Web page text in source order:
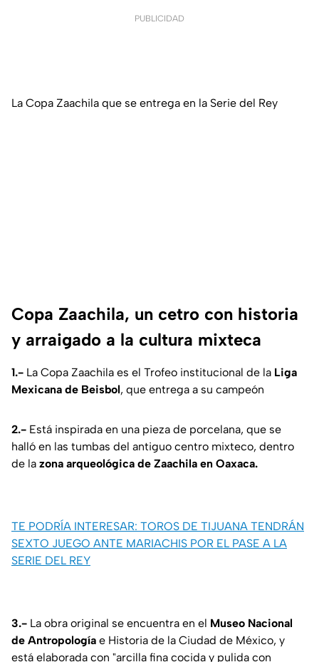
PUBLICIDAD
La Copa Zaachila que se entrega en la Serie del Rey
Copa Zaachila, un cetro con historia
y arraigado a la cultura mixteca
1.- La Copa Zaachila es el Trofeo institucional de la Liga
Mexicana de Beisbol, que entrega a su campeón
2.- Está inspirada en una pieza de porcelana, que se
halló en las tumbas del antiguo centro mixteco, dentro
de la zona arqueológica de Zaachila en Oaxaca.
TE PODRÍA INTERESAR: TOROS DE TIJUANA TENDRÁN
SEXTO JUEGO ANTE MARIACHIS POR EL PASE A LA
SERIE DEL REY
3.- La obra original se encuentra en el Museo Nacional
de Antropología e Historia de la Ciudad de México, y
está elaborada con "arcilla fina cocida y pulida con